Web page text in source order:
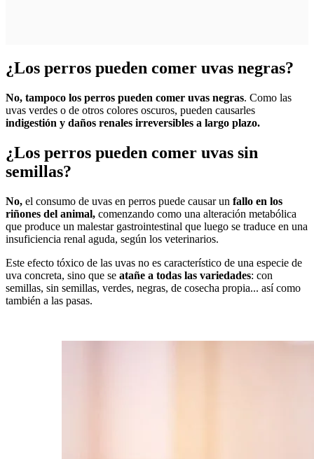
¿Los perros pueden comer uvas negras?
No, tampoco los perros pueden comer uvas negras. Como las
uvas verdes o de otros colores oscuros, pueden causarles
indigestión y daños renales irreversibles a largo plazo.
¿Los perros pueden comer uvas sin
semillas?
No, el consumo de uvas en perros puede causar un fallo en los
riñones del animal, comenzando como una alteración metabólica
que produce un malestar gastrointestinal que luego se traduce en una
insuficiencia renal aguda, según los veterinarios.
Este efecto tóxico de las uvas no es característico de una especie de
uva concreta, sino que se atañe a todas las variedades: con
semillas, sin semillas, verdes, negras, de cosecha propia... así como
también a las pasas.